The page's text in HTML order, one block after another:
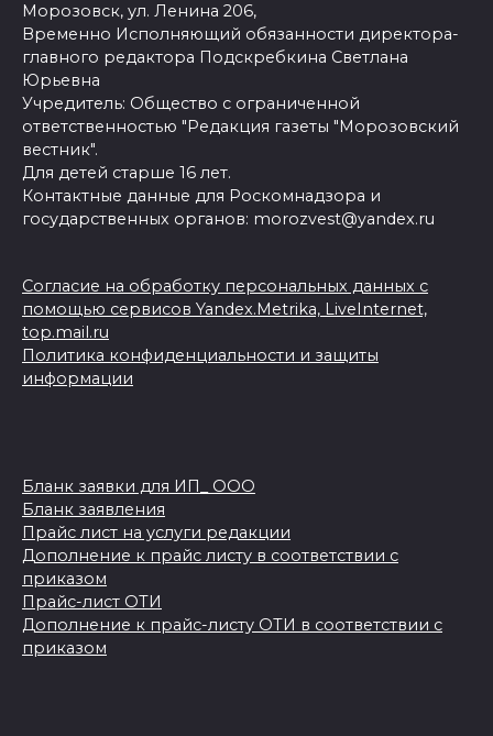
Морозовск, ул. Ленина 206,
Временно Исполняющий обязанности директора-
главного редактора Подскребкина Светлана
Юрьевна
Учредитель: Общество с ограниченной
ответственностью "Редакция газеты "Морозовский
вестник".
Для детей старше 16 лет.
Контактные данные для Роскомнадзора и
государственных органов: morozvest@yandex.ru
Согласие на обработку персональных данных с
помощью сервисов Yandex.Metrika, LiveInternet,
top.mail.ru
Политика конфиденциальности и защиты
информации
Бланк заявки для ИП_ ООО
Бланк заявления
Прайс лист на услуги редакции
Дополнение к прайс листу в соответствии с
приказом
Прайс-лист ОТИ
Дополнение к прайс-листу ОТИ в соответствии с
приказом